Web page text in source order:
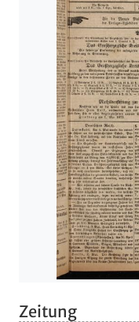
Zeitung